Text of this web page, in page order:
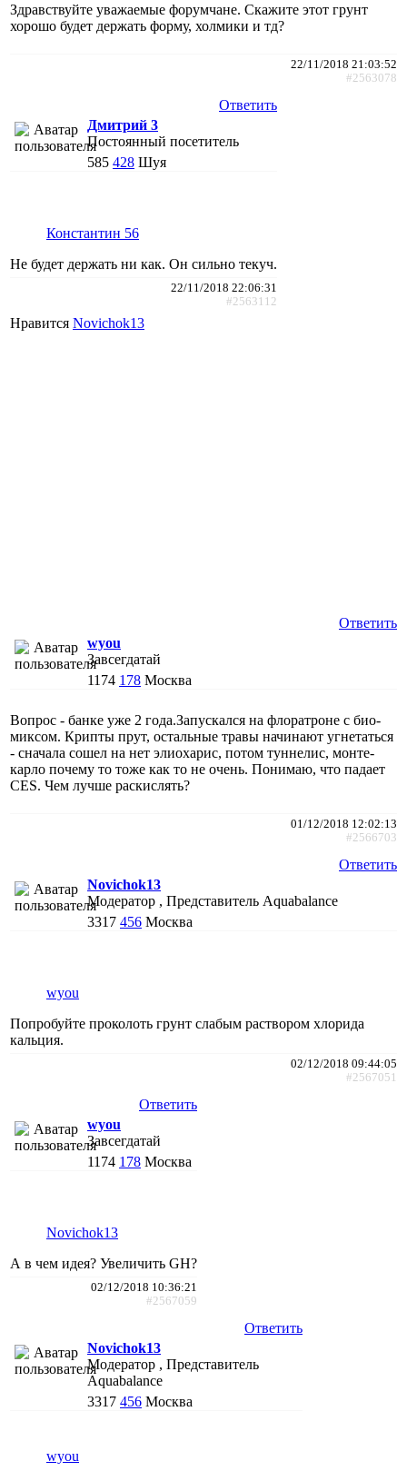
Здравствуйте уважаемые форумчане. Скажите этот грунт
хорошо будет держать форму, холмики и тд?
22/11/2018 21:03:52
#2563078
Ответить
Дмитрий 3
Постоянный посетитель
585 428 Шуя
Константин 56
Не будет держать ни как. Он сильно текуч.
22/11/2018 22:06:31
#2563112
Нравится Novichok13
Ответить
wyou
Завсегдатай
1174 178 Москва
Вопрос - банке уже 2 года.Запускался на флоратроне с био-
миксом. Крипты прут, остальные травы начинают угнетаться
- сначала сошел на нет элиохарис, потом туннелис, монте-
карло почему то тоже как то не очень. Понимаю, что падает
CES. Чем лучше раскислять?
01/12/2018 12:02:13
#2566703
Ответить
Novichok13
Модератор , Представитель Aquabalance
3317 456 Москва
wyou
Попробуйте проколоть грунт слабым раствором хлорида
кальция.
02/12/2018 09:44:05
#2567051
Ответить
wyou
Завсегдатай
1174 178 Москва
Novichok13
А в чем идея? Увеличить GH?
02/12/2018 10:36:21
#2567059
Ответить
Novichok13
Модератор , Представитель
Aquabalance
3317 456 Москва
wyou